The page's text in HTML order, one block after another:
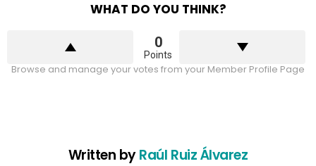
WHAT DO YOU THINK?
0
Points
Browse and manage your votes from your Member Profile Page
Written byRaúl Ruiz Álvarez